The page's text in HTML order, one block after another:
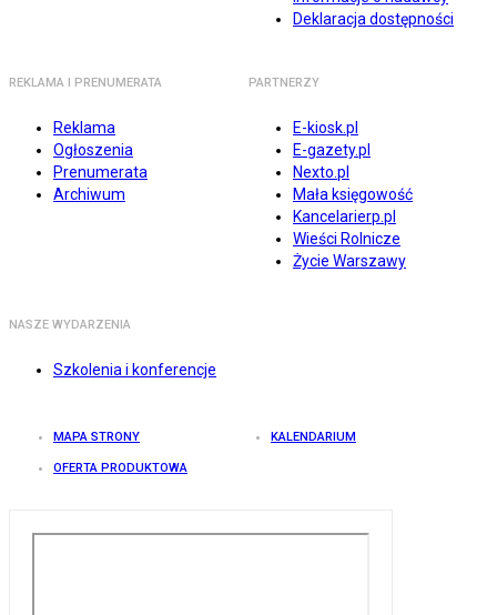
Deklaracja dostępności
REKLAMA I PRENUMERATA
Reklama
Ogłoszenia
Prenumerata
Archiwum
PARTNERZY
E-kiosk.pl
E-gazety.pl
Nexto.pl
Mała księgowość
Kancelarierp.pl
Wieści Rolnicze
Życie Warszawy
NASZE WYDARZENIA
Szkolenia i konferencje
MAPA STRONY KALENDARIUM
OFERTA PRODUKTOWA